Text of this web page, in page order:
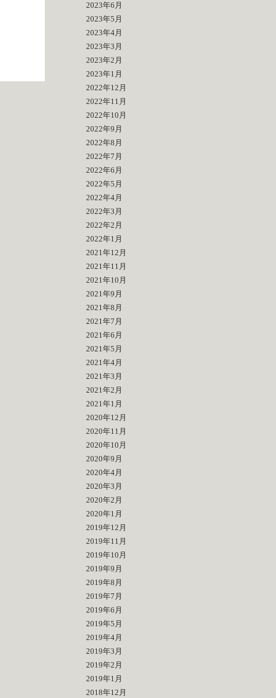
2023年6月
2023年5月
2023年4月
2023年3月
2023年2月
2023年1月
2022年12月
2022年11月
2022年10月
2022年9月
2022年8月
2022年7月
2022年6月
2022年5月
2022年4月
2022年3月
2022年2月
2022年1月
2021年12月
2021年11月
2021年10月
2021年9月
2021年8月
2021年7月
2021年6月
2021年5月
2021年4月
2021年3月
2021年2月
2021年1月
2020年12月
2020年11月
2020年10月
2020年9月
2020年4月
2020年3月
2020年2月
2020年1月
2019年12月
2019年11月
2019年10月
2019年9月
2019年8月
2019年7月
2019年6月
2019年5月
2019年4月
2019年3月
2019年2月
2019年1月
2018年12月